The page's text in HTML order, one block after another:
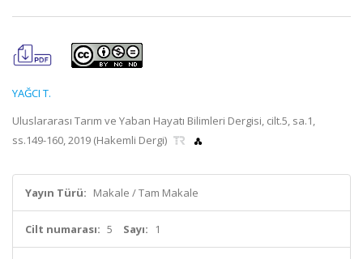
YAĞCI T.
Uluslararası Tarım ve Yaban Hayatı Bilimleri Dergisi, cilt.5, sa.1,
ss.149-160, 2019 (Hakemli Dergi)
Yayın Türü: Makale / Tam Makale
Cilt numarası: 5 Sayı: 1